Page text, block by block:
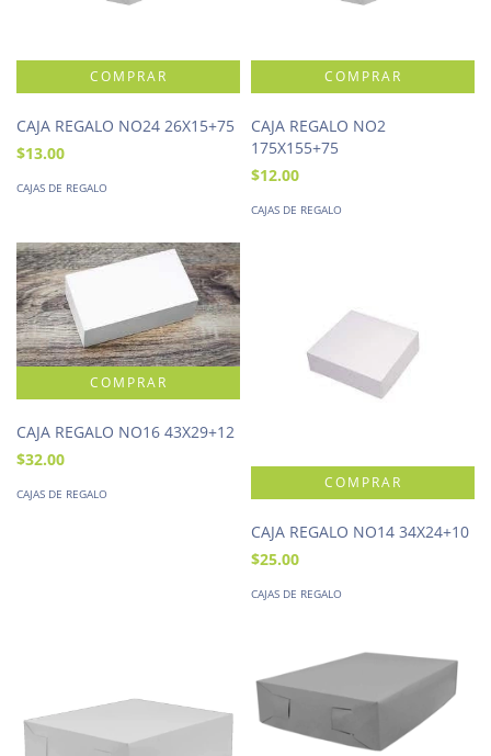
CAJA REGALO NO24 26X15+75
$13.00
CAJAS DE REGALO
CAJA REGALO NO2
175X155+75
$12.00
CAJAS DE REGALO
CAJA REGALO NO16 43X29+12
$32.00
CAJAS DE REGALO
CAJA REGALO NO14 34X24+10
$25.00
CAJAS DE REGALO